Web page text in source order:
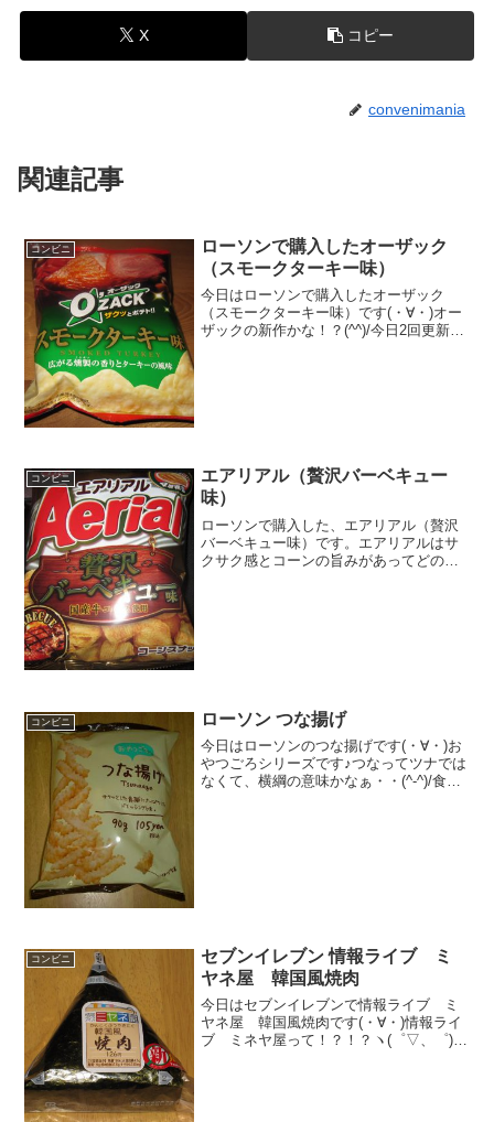
X コピー
convenimania
関連記事
コンビニ
ローソンで購入したオーザック
（スモークターキー味）
今日はローソンで購入したオーザック
（スモークターキー味）です(・∀・)オー
ザックの新作かな！？(^^)/今日2回更新の
コンビニ
エアリアル（贅沢バーベキュー
味）
ローソンで購入した、エアリアル（贅沢
バーベキュー味）です。エアリアルはサ
クサク感とコーンの旨みがあってどの味
コンビニ ローソン つな揚げ
今日はローソンのつな揚げです(・∀・)お
やつごろシリーズです♪つなってツナでは
なくて、横綱の意味かなぁ・・(^-^)/食べ
コンビニ
セブンイレブン 情報ライブ ミ
ヤネ屋 韓国風焼肉
今日はセブンイレブンで情報ライブ ミ
ヤネ屋 韓国風焼肉です(・∀・)情報ライ
ブ ミネヤ屋って！？！？ヽ(゜▽、゜)ご